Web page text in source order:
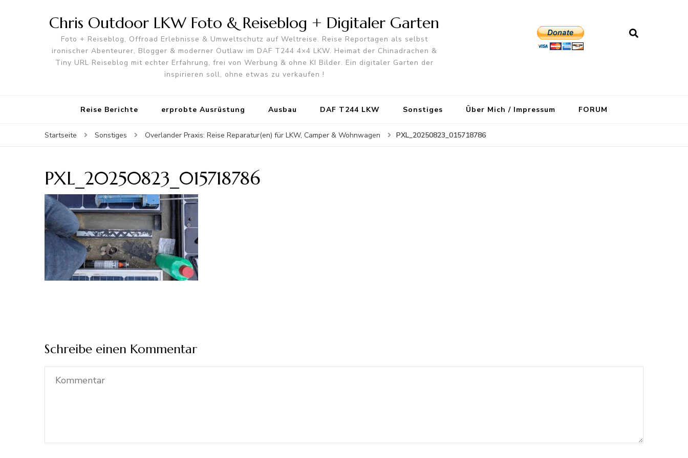
Chris Outdoor LKW Foto & Reiseblog + Digitaler Garten
Foto + Reiseblog, Offroad Erlebnisse & Umweltschutz auf Weltreise. Reise Reportagen als selbst
ironischer Abenteurer, Blogger & moderner Outlaw im DAF T244 4×4 LKW. Heimat der Chinadrachen &
Tiny URL Reiseblog mit echter Erfahrung, frei von Werbung & ohne KI Bilder. Ein digitaler Garten der
inspirieren soll, ohne etwas zu verkaufen !
Reise Berichte erprobte Ausrüstung Ausbau DAF T244 LKW Sonstiges Über Mich / Impressum FORUM
Startseite Sonstiges Overlander Praxis: Reise Reparatur(en) für LKW, Camper & Wohnwagen PXL_20250823_015718786
PXL_20250823_015718786
Schreibe einen Kommentar